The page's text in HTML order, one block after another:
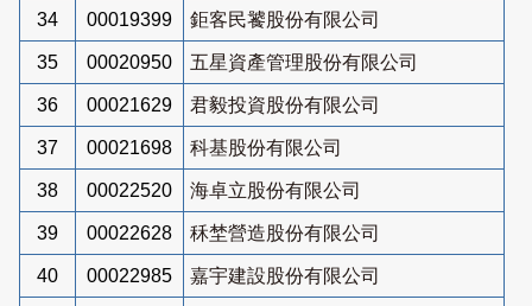
34 00019399 鉅客民饕股份有限公司
35 00020950 五星資產管理股份有限公司
36 00021629 君毅投資股份有限公司
37 00021698 科基股份有限公司
38 00022520 海卓立股份有限公司
39 00022628 秝埜營造股份有限公司
40 00022985 嘉宇建設股份有限公司